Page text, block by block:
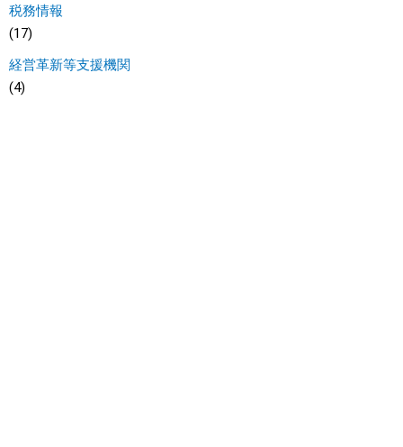
税務情報
(17)
経営革新等支援機関
(4)